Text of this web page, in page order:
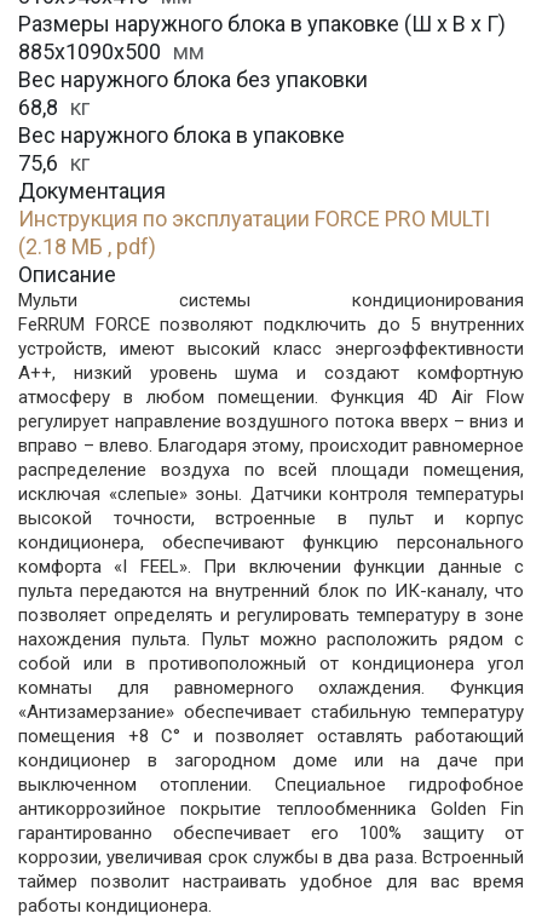
Размеры наружного блока в упаковке (Ш х В х Г)
885x1090x500 мм
Вес наружного блока без упаковки
68,8 кг
Вес наружного блока в упаковке
75,6 кг
Документация
Инструкция по эксплуатации FORCE PRO MULTI
(2.18 МБ , pdf)
Описание
Мульти системы кондиционирования
FeRRUM FORCE позволяют подключить до 5 внутренних
устройств, имеют высокий класс энергоэффективности
А++, низкий уровень шума и создают комфортную
атмосферу в любом помещении. Функция 4D Air Flow
регулирует направление воздушного потока вверх – вниз и
вправо – влево. Благодаря этому, происходит равномерное
распределение воздуха по всей площади помещения,
исключая «слепые» зоны. Датчики контроля температуры
высокой точности, встроенные в пульт и корпус
кондиционера, обеспечивают функцию персонального
комфорта «I FEEL». При включении функции данные с
пульта передаются на внутренний блок по ИК-каналу, что
позволяет определять и регулировать температуру в зоне
нахождения пульта. Пульт можно расположить рядом с
собой или в противоположный от кондиционера угол
комнаты для равномерного охлаждения. Функция
«Антизамерзание» обеспечивает стабильную температуру
помещения +8 C° и позволяет оставлять работающий
кондиционер в загородном доме или на даче при
выключенном отоплении. Специальное гидрофобное
антикоррозийное покрытие теплообменника Golden Fin
гарантированно обеспечивает его 100% защиту от
коррозии, увеличивая срок службы в два раза. Встроенный
таймер позволит настраивать удобное для вас время
работы кондиционера.